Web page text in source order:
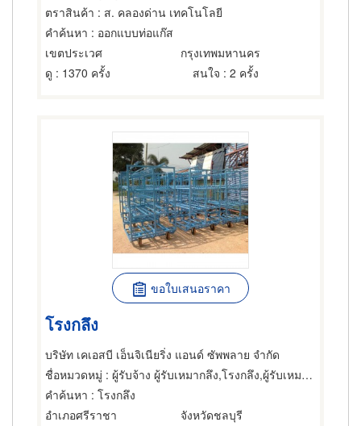
ตราสินค้า : ส. คลองด่าน เทคโนโลยี
คำค้นหา : ออกแบบท่อแก๊ส
เขตประเวศ
กรุงเทพมหานคร
ดู : 1370 ครั้ง สนใจ : 2 ครั้ง
ขอใบเสนอราคา
โรงกลึง
บริษัท เคเอสบี เอ็นจิเนียริ่ง แอนด์ ซัพพลาย จำกัด
ชื่อหมวดหมู่ : ผู้รับจ้าง ผู้รับเหมากลึง,โรงกลึง,ผู้รับเหมาทำท่อ
คำค้นหา : โรงกลึง
อำเภอศรีราชา
จังหวัดชลบุรี